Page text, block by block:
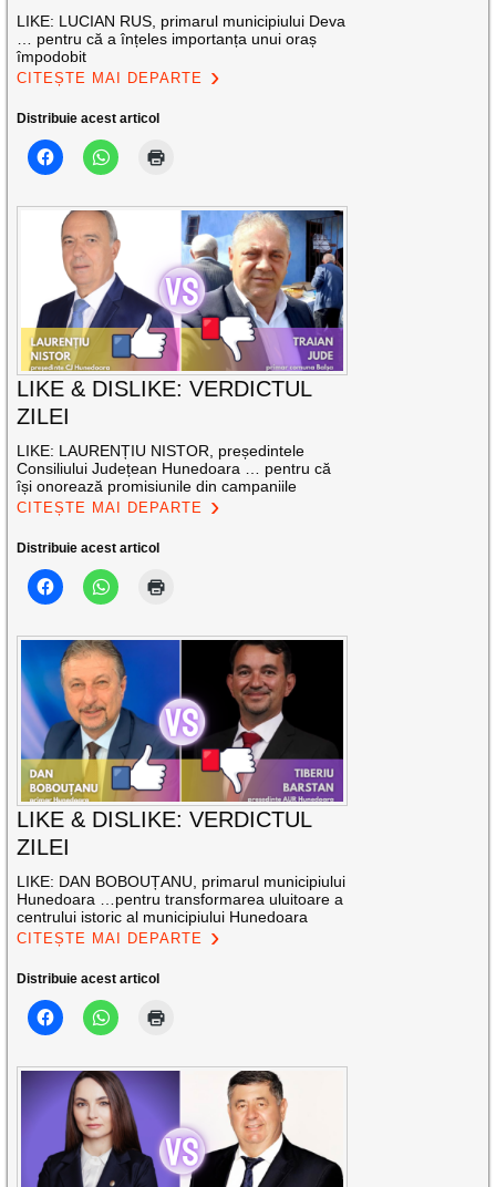
LIKE: LUCIAN RUS, primarul municipiului Deva
… pentru că a înțeles importanța unui oraș
împodobit
CITEȘTE MAI DEPARTE
Distribuie acest articol
LIKE & DISLIKE: VERDICTUL
ZILEI
LIKE: LAURENȚIU NISTOR, președintele
Consiliului Județean Hunedoara … pentru că
își onorează promisiunile din campaniile
CITEȘTE MAI DEPARTE
Distribuie acest articol
LIKE & DISLIKE: VERDICTUL
ZILEI
LIKE: DAN BOBOUȚANU, primarul municipiului
Hunedoara …pentru transformarea uluitoare a
centrului istoric al municipiului Hunedoara
CITEȘTE MAI DEPARTE
Distribuie acest articol